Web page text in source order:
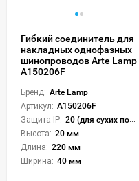
Гибкий соединитель для
накладных однофазных
шинопроводов Arte Lamp
A150206F
Бренд: Arte Lamp
Артикул: A150206F
Защита IP: 20 (для сухих пом.)
Высота: 20 мм
Длина: 220 мм
Ширина: 40 мм